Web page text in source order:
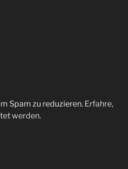
Spam zu reduzieren. Erfahre,
werden.